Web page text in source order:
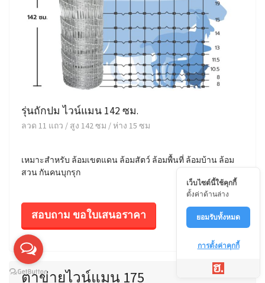
รุ่นถักปม ไวน์แมน 142 ซม.
ลวด 11 แถว / สูง 142 ซม / ห่าง 15 ซม
เหมาะสำหรับ ล้อมเขตแดน ล้อมสัตว์ ล้อมพื้นที่ ล้อมบ้าน ล้อม
สวน กันคนบุกรุก
สอบถาม ขอใบเสนอราคา
ตาข่ายไวน์แมน 175
เว็บไซต์นี้ใช้คุกกี้
ตั้งค่าด้านล่าง
ยอมรับทั้งหมด
การตั้งค่าคุกกี้